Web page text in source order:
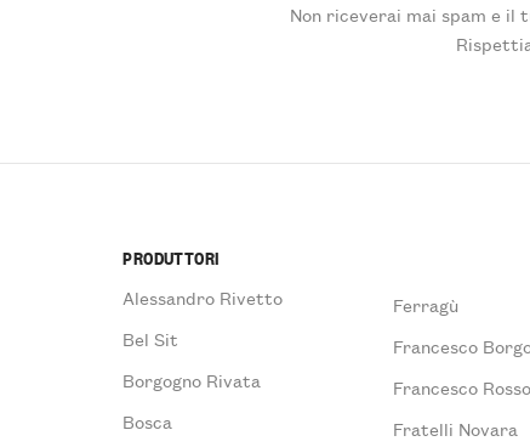
Non riceverai mai spam e il
PRODUTTORI
Alessandro Rivetto
Bel Sit
Borgogno Rivata
Bosca
Ferragù
Francesco
Francesco Rosso
Fratelli Novara